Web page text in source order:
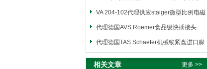
阀
VA 204-102代理供应staiger微型比例电磁
阀
代理德国AVS Roemer食品级快插接头
代理德国TAS Schaefer机械锁紧盘进口膨
胀套
相关文章 更多 >>